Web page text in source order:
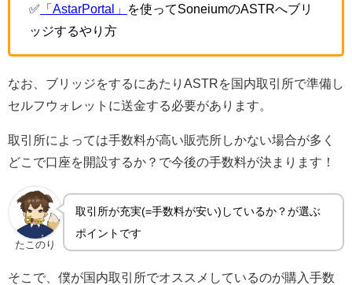
✅ 「AstarPortal」
を使ってSoneiumのASTRへブリ
ッジするやり方
なお、ブリッジをするにあたりASTRを国内取引所で準備し
セルフウォレットに送金する必要があります。
取引所によっては手数料が高い販売所しかない場合が多く
どこで口座を開設するか？で今後の手数料が決まります！
たこのり
取引所が充実(=手数料が安い)しているか？が選ぶ
ポイントです
そこで、僕が国内取引所でオススメしているのが購入手数